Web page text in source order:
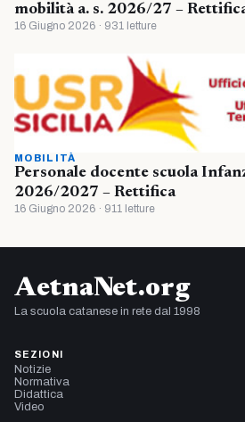
mobilità a. s. 2026/27 –
16 Giugno 2026 · 931 letture
MOBILITÀ
Personale docente scuola
2026/2027 – Rettifica
16 Giugno 2026 · 911 letture
AetnaNet.org
La scuola catanese in rete dal 1998
SEZIONI
Notizie
Normativa
Didattica
Video